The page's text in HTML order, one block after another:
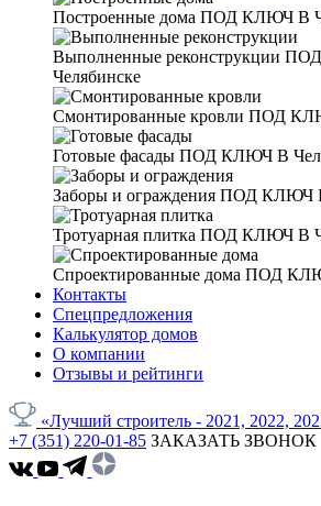
Построенные дома ПОД КЛЮЧ В
Выполненные реконструкции
Челябинске
Смонтированные кровли ПОД
Готовые фасады ПОД КЛЮЧ В
Заборы и ограждения ПОД КЛЮЧ В
Тротуарная плитка ПОД КЛЮЧ В
Спроектированные дома ПОД
Контакты
Спецпредложения
Калькулятор домов
О компании
Отзывы и рейтинги
«Лучший строитель - 2021, 2022,
+7 (351) 220-01-85 ЗАКАЗАТЬ ЗВОНОК